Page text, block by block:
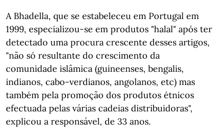
A Bhadella, que se estabeleceu em Portugal em
1999, especializou-se em produtos "halal" após ter
detectado uma procura crescente desses artigos,
"não só resultante do crescimento da
comunidade islâmica (guineenses, bengalis,
indianos, cabo-verdianos, angolanos, etc) mas
também pela promoção dos produtos étnicos
efectuada pelas várias cadeias distribuidoras",
explicou a responsável, de 33 anos.